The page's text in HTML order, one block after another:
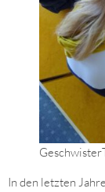
In den letzten